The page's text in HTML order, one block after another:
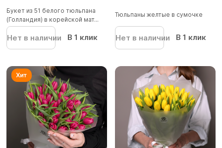
Букет из 51 белого тюльпана
(Голландия) в корейской мат...
Нет в наличии В 1 клик
Тюльпаны желтые в сумочке
Нет в наличии В 1 клик